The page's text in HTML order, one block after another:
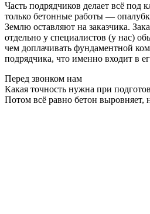
Часть подрядчиков делает всё под
только бетонные работы —
Землю оставляют на заказчика.
отдельно у специалистов (у нас)
чем доплачивать фундаментной
подрядчика, что именно входит в
Перед звонком нам
Какая точность нужна при
Потом всё равно бетон выровняет,